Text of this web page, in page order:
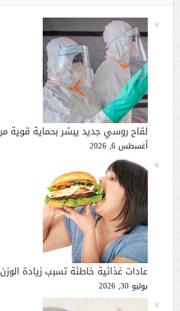
لقاح روسي جديد يبشر بحماية قوية من
أغسطس 6, 2026
عادات غذائية خاطئة تسبب زيادة
يوليو 30, 2026